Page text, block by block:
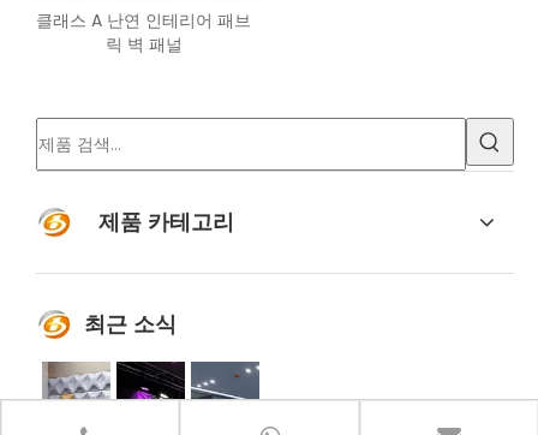
클래스 A 난연 인테리어 패브
릭 벽 패널
제품 카테고리
최근 소식